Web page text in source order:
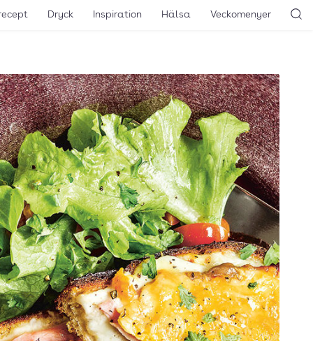
Dryck Inspiration Hälsa Veckomenyer